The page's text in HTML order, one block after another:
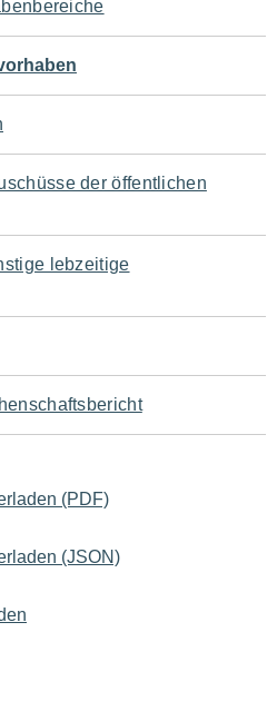
der öffentlichen
lebzeitige
(PDF)
(JSON)